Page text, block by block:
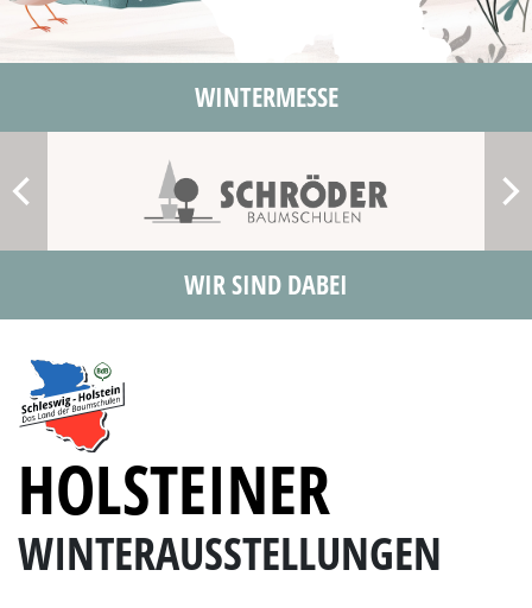
WINTERMESSE
WIR SIND DABEI
HOLSTEINER
WINTERAUSSTELLUNGEN